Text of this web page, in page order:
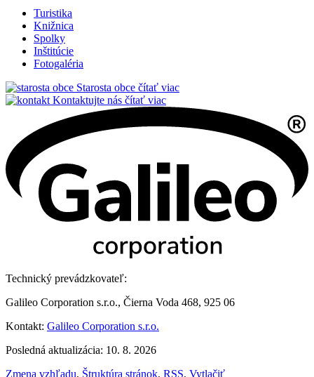
Turistika
Knižnica
Spolky
Inštitúcie
Fotogaléria
Starosta obce čítať viac
Kontaktujte nás čítať viac
Technický prevádzkovateľ:
Galileo Corporation s.r.o., Čierna Voda 468, 925 06
Kontakt: Galileo Corporation s.r.o.
Posledná aktualizácia: 10. 8. 2026
Zmena vzhľadu, Štruktúra stránok, RSS, Vytlačiť